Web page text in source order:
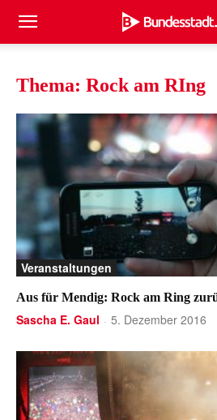
Thema: Rock am RIng
Veranstaltungen
Aus für Mendig: Rock am Ring
Sascha E. Gaul - 5. Dezember 2016